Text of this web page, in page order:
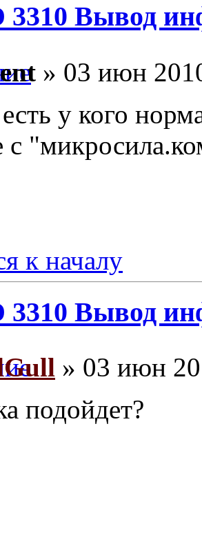
3310 Вывод
» 03 июн
у кого
с
к началу
3310 Вывод
» 03 июн
подойдет?